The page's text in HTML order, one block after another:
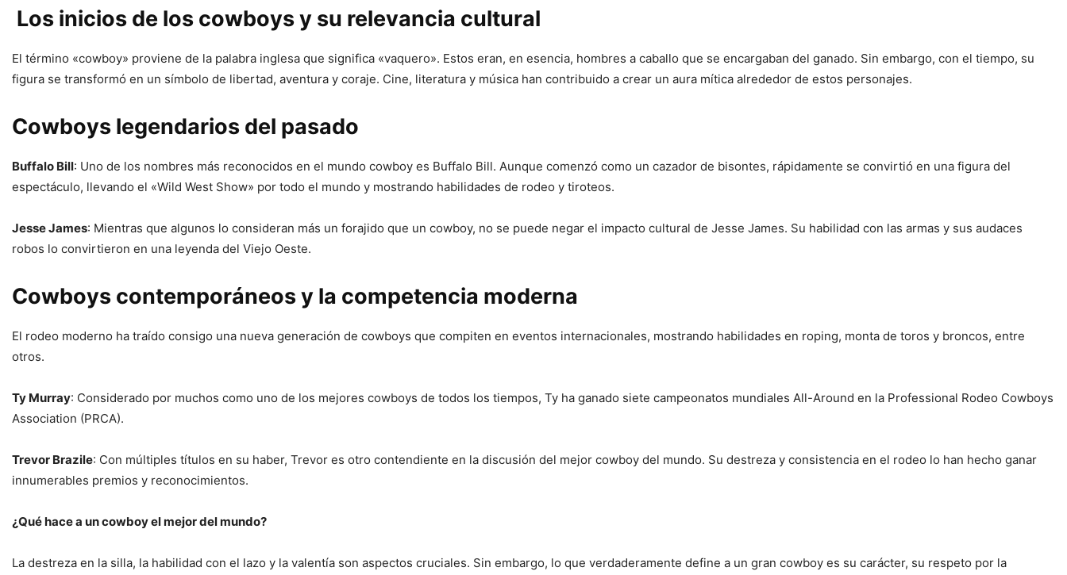
Los inicios de los cowboys y su relevancia cultural
El término «cowboy» proviene de la palabra inglesa que significa «vaquero». Estos eran, en esencia, hombres a caballo que se encargaban del ganado. Sin embargo, con el tiempo, su
figura se transformó en un símbolo de libertad, aventura y coraje. Cine, literatura y música han contribuido a crear un aura mítica alrededor de estos personajes.
Cowboys legendarios del pasado
Buffalo Bill: Uno de los nombres más reconocidos en el mundo cowboy es Buffalo Bill. Aunque comenzó como un cazador de bisontes, rápidamente se convirtió en una figura del
espectáculo, llevando el «Wild West Show» por todo el mundo y mostrando habilidades de rodeo y tiroteos.
Jesse James: Mientras que algunos lo consideran más un forajido que un cowboy, no se puede negar el impacto cultural de Jesse James. Su habilidad con las armas y sus audaces
robos lo convirtieron en una leyenda del Viejo Oeste.
Cowboys contemporáneos y la competencia moderna
El rodeo moderno ha traído consigo una nueva generación de cowboys que compiten en eventos internacionales, mostrando habilidades en roping, monta de toros y broncos, entre
otros.
Ty Murray: Considerado por muchos como uno de los mejores cowboys de todos los tiempos, Ty ha ganado siete campeonatos mundiales All-Around en la Professional Rodeo Cowboys
Association (PRCA).
Trevor Brazile: Con múltiples títulos en su haber, Trevor es otro contendiente en la discusión del mejor cowboy del mundo. Su destreza y consistencia en el rodeo lo han hecho ganar
innumerables premios y reconocimientos.
¿Qué hace a un cowboy el mejor del mundo?
La destreza en la silla, la habilidad con el lazo y la valentía son aspectos cruciales. Sin embargo, lo que verdaderamente define a un gran cowboy es su carácter, su respeto por la